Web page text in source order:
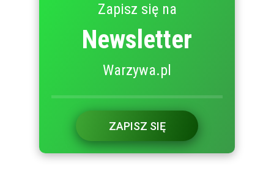
Zapisz się na
Newsletter
Warzywa.pl
ZAPISZ SIĘ